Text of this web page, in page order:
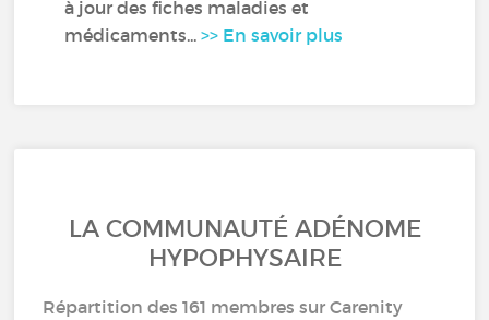
à jour des fiches maladies et
médicaments...>> En savoir plus
LA COMMUNAUTÉ ADÉNOME
HYPOPHYSAIRE
Répartition des 161 membres sur Carenity